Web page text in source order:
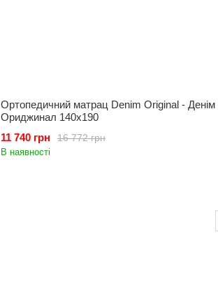
Ортопедичний матрац Denim Original - Денім
Ориджинал 140x190
16 772 грн
11 740 грн
В наявності